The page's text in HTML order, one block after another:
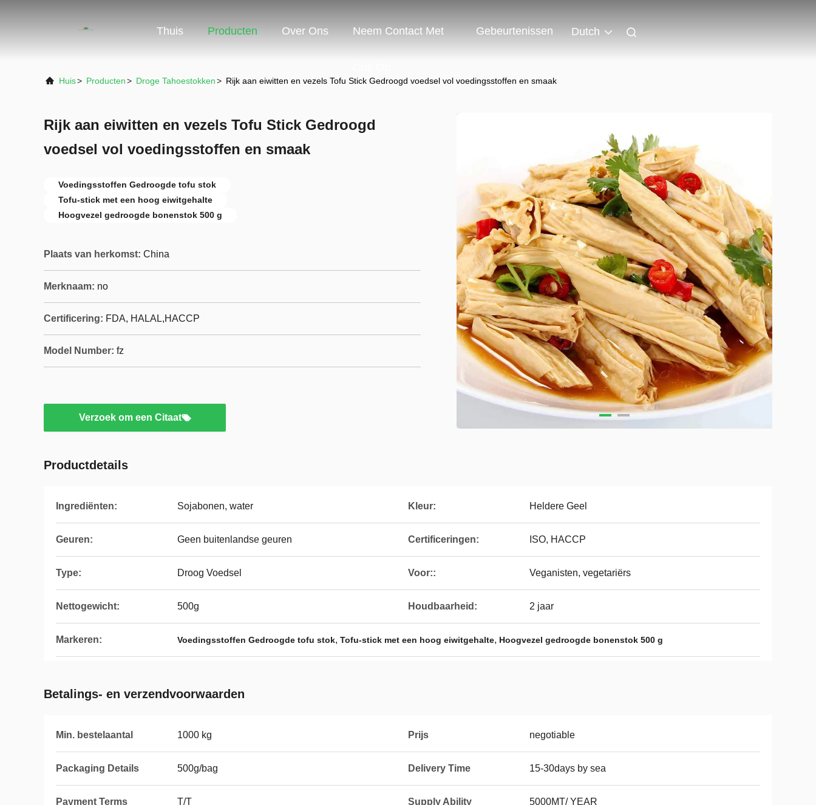
Thuis Producten Over Ons Neem Contact Met Gebeurtenissen Dutch
Huis> Producten> Droge Tahoestokken> Rijk aan eiwitten en vezels Tofu Stick Gedroogd voedsel vol voedingsstoffen en smaak
Rijk aan eiwitten en vezels Tofu Stick Gedroogd
voedsel vol voedingsstoffen en smaak
Voedingsstoffen Gedroogde tofu stok
Tofu-stick met een hoog eiwitgehalte
Hoogvezel gedroogde bonenstok 500 g
Plaats van herkomst: China
Merknaam: no
Certificering: FDA, HALAL,HACCP
Model Number: fz
Verzoek om een Citaat
Productdetails
Ingrediënten: Sojabonen, water Kleur: Heldere Geel
Geuren: Geen buitenlandse geuren Certificeringen: ISO, HACCP
Type: Droog Voedsel Voor:: Veganisten, vegetariërs
Nettogewicht: 500g Houdbaarheid: 2 jaar
Markeren: Voedingsstoffen Gedroogde tofu stok, Tofu-stick met een hoog eiwitgehalte, Hoogvezel gedroogde bonenstok 500 g
Betalings- en verzendvoorwaarden
Min. bestelaantal 1000 kg Prijs negotiable
Packaging Details 500g/bag Delivery Time 15-30days by sea
Payment Terms T/T Supply Ability 5000MT/ YEAR